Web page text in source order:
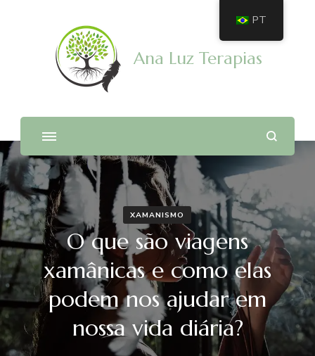
Ana Luz Terapias
XAMANISMO
O que são viagens
xamânicas e como elas
podem nos ajudar em
nossa vida diária?
PT